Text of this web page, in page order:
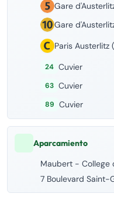
Gare
Gare
Paris Austerlitz
24 Cuvier
63 Cuvier
89 Cuvier
Aparcamiento
Maubert - College
7 Boulevard